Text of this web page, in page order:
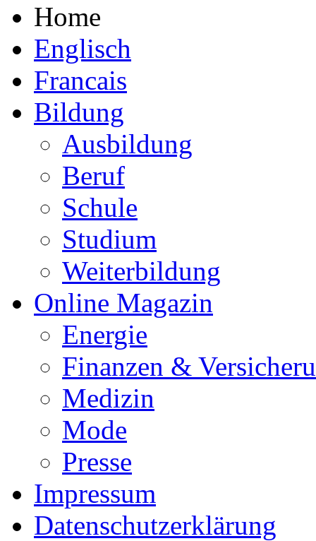
Home
Englisch
Francais
Bildung
Ausbildung
Beruf
Schule
Studium
Weiterbildung
Online Magazin
Energie
Finanzen &
Medizin
Mode
Presse
Impressum
Datenschutzerklärung